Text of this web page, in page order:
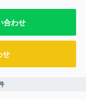
合わせ
せ